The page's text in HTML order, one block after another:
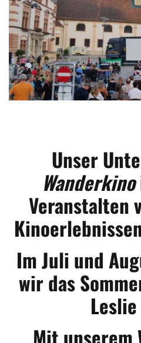
Unser
Wanderkino
Veranstalten
Im Juli und
wir das